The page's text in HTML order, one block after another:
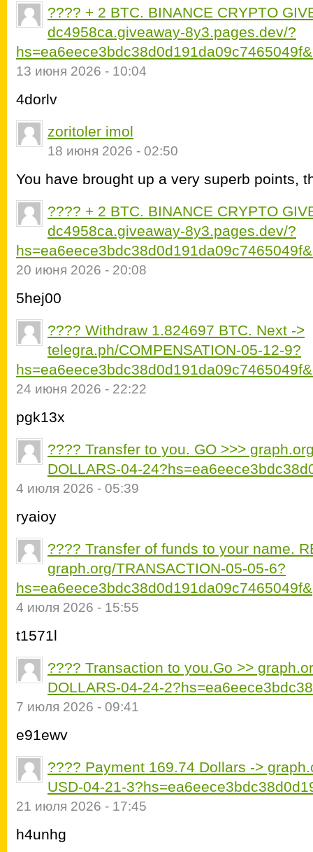
???? + 2 BTC. BINANCE CRYPTO
dc4958ca.giveaway-8y3.pages.dev/?
13 июня 2026 - 10:04
4dorlv
zoritoler imol
18 июня 2026 - 02:50
You have brought up a very superb points,
???? + 2 BTC. BINANCE CRYPTO
dc4958ca.giveaway-8y3.pages.dev/?
20 июня 2026 - 20:08
5hej00
???? Withdraw 1.824697 BTC. Next ->
telegra.ph/COMPENSATION-05-12-9?
24 июня 2026 - 22:22
pgk13x
???? Transfer to you. GO >>>
DOLLARS-04-
4 июля 2026 - 05:39
ryaioy
???? Transfer of funds to your name.
graph.org/TRANSACTION-05-05-6?
hs=ea6eece3bdc38d0d191da09c7465049f&
4 июля 2026 - 15:55
t1571l
???? Transaction to you.Go >>
DOLLARS-04-24-
7 июля 2026 - 09:41
e91ewv
???? Payment 169.74 Dollars ->
USD-04-21-
21 июля 2026 - 17:45
h4unhg